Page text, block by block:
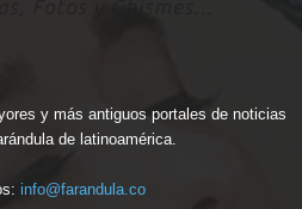
y más antiguos portales de noticias
de latinoamérica.
info@farandula.co